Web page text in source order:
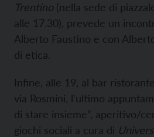
Trentino (nella sede di
alle 17.30), prevede un
Alberto Faustino e con
di etica.
Infine, alle 19, al bar ristorante
via Rosmini, l'ultimo
di stare insieme”, aperitivo/
giochi sociali a cura di